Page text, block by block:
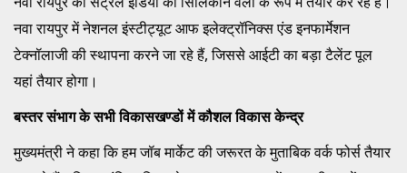
नवा रायपुर में नेशनल इंस्टीट्यूट आफ इलेक्ट्रॉनिक्स एंड इनफार्मेशन
टेक्नॉलाजी की स्थापना करने जा रहे हैं, जिससे आईटी का बड़ा टैलेंट पूल
यहां तैयार होगा।
बस्तर संभाग के सभी विकासखण्डों में कौशल विकास केन्द्र
मुख्यमंत्री ने कहा कि हम जॉब मार्केट की जरूरत के मुताबिक वर्क फोर्स तैयार